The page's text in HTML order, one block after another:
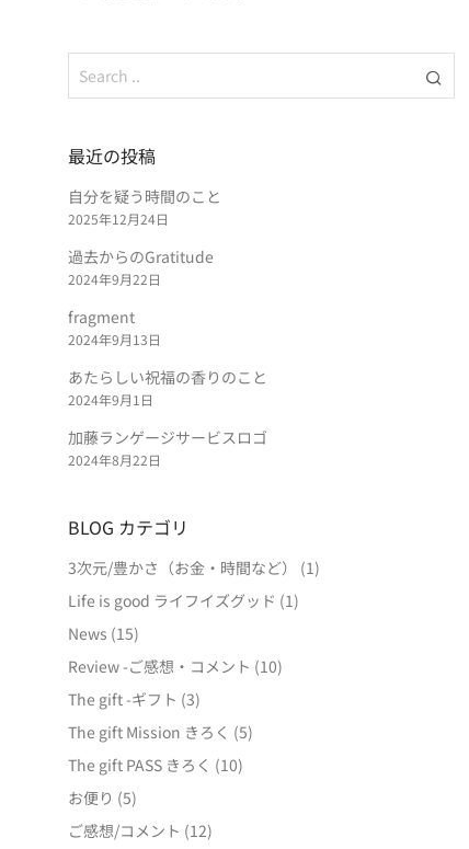
最近の投稿
自分を疑う時間のこと
2025年12月24日
過去からのGratitude
2024年9月22日
fragment
2024年9月13日
あたらしい祝福の香りのこと
2024年9月1日
加藤ランゲージサービスロゴ
2024年8月22日
BLOG カテゴリ
3次元/豊かさ（お金・時間など）
(1)
Life is good ライフイズグッド (1)
News (15)
Review -ご感想・コメント (10)
The gift -ギフト (3)
The gift Mission きろく (5)
The gift PASS きろく (10)
お便り (5)
ご感想/コメント (12)